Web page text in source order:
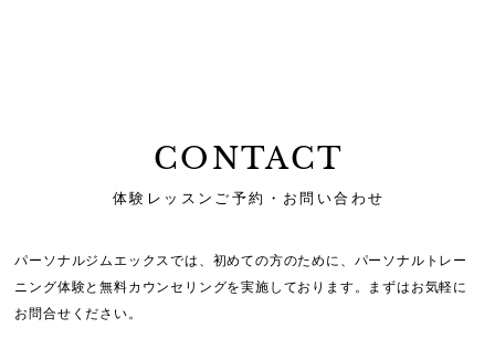
CONTACT
体験レッスンご予約・お問い合わせ
パーソナルジムエックスでは、初めての方のために、 パーソナルトレー
ニング体験と無料カウンセリングを実施しております。
まずはお気軽に
お問合せください。